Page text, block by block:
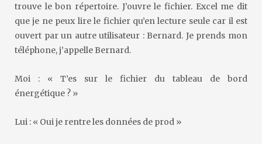
trouve le bon répertoire. J’ouvre le fichier. Excel me dit
que je ne peux lire le fichier qu’en lecture seule car il est
ouvert par un autre utilisateur : Bernard. Je prends mon
téléphone, j’appelle Bernard.
Moi : « T’es sur le fichier du tableau de bord
énergétique ? »
Lui : « Oui je rentre les données de prod »